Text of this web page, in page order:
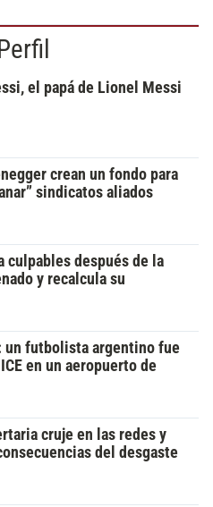
el papá de Lionel Messi
crean un fondo para
sindicatos aliados
culpables después de la
y recalcula su
un futbolista argentino fue
en un aeropuerto de
cruje en las redes y
del desgaste